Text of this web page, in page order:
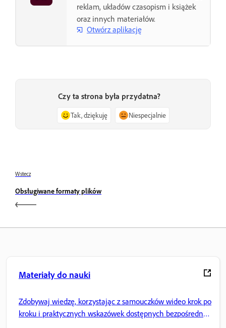
reklam, układów czasopism i książek
oraz innych materiałów.
Otwórz aplikację
Czy ta strona była przydatna?
Tak, dziękuję Niespecjalnie
Wstecz
Obsługiwane formaty plików
Materiały do nauki
Zdobywaj wiedzę, korzystając z samouczków wideo krok po
kroku i praktycznych wskazówek dostępnych bezpośrednio